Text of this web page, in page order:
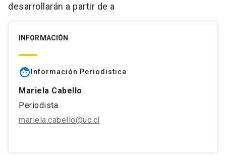
desarrollarán a partir de a
INFORMACIÓN
faceInformación Periodistica
Mariela Cabello
Periodista
mariela.cabello@uc.cl